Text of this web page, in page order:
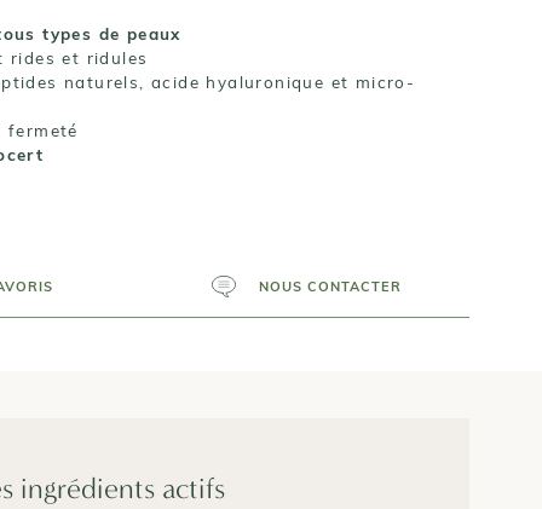
types de peaux
rides et ridules
naturels, acide hyaluronique et micro-
fermeté
NOUS CONTACTER
ingrédients actifs